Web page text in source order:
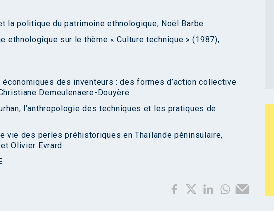
la politique du patrimoine ethnologique, Noël Barbe
ethnologique sur le thème « Culture technique » (1987),
des inventeurs : des formes d’action collective
Demeulenaere-Douyère
l’anthropologie des techniques et les pratiques de
vie des perles préhistoriques en Thaïlande péninsulaire,
Olivier Evrard